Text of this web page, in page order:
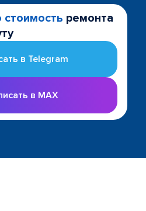
стоимость ремонта
в Telegram
в MAX